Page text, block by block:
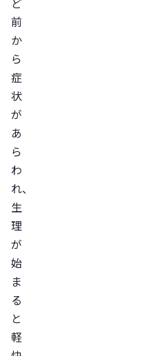
前
か
ら
症
状
が
あ
ら
わ
れ、
生
理
が
始
ま
る
と
軽